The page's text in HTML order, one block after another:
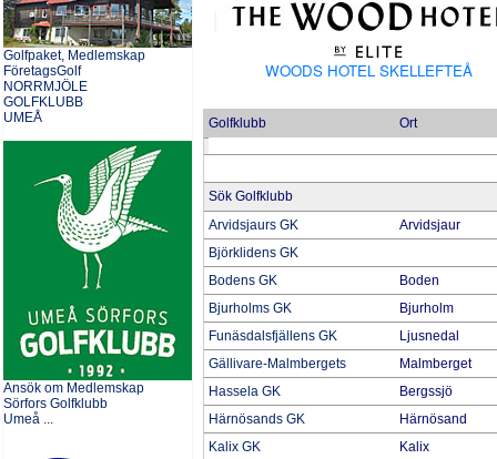
Golfpaket, Medlemskap
FöretagsGolf
NORRMJÖLE
GOLFKLUBB
UMEÅ
Ansök om Medlemskap
Sörfors Golfklubb
Umeå ...
WOODS HOTEL SKELLEFTEÅ
Golfklubb Ort
Sök Golfklubb
Arvidsjaurs GK
Arvidsjaur
Björklidens GK
Bodens GK
Boden
Bjurholms GK
Bjurholm
Funäsdalsfjällens GK
Ljusnedal
Gällivare-Malmbergets
Malmberget
Hassela GK
Bergssjö
Härnösands GK
Härnösand
Kalix GK
Kalix